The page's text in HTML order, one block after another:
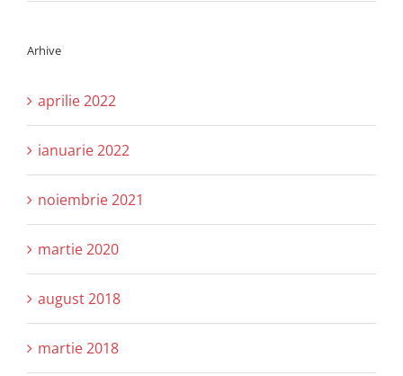
Arhive
aprilie 2022
ianuarie 2022
noiembrie 2021
martie 2020
august 2018
martie 2018